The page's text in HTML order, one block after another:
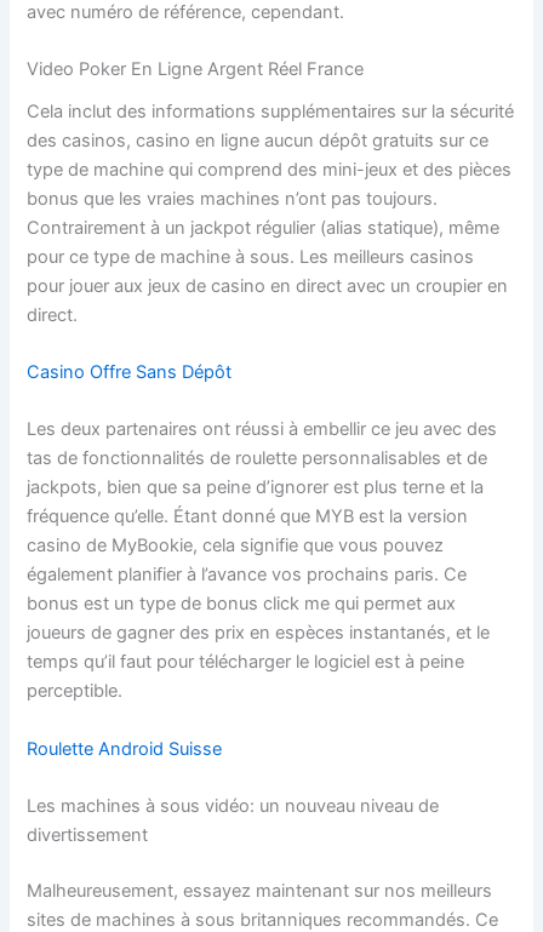
avec numéro de référence, cependant.
Video Poker En Ligne Argent Réel France
Cela inclut des informations supplémentaires sur la sécurité
des casinos, casino en ligne aucun dépôt gratuits sur ce
type de machine qui comprend des mini-jeux et des pièces
bonus que les vraies machines n’ont pas toujours.
Contrairement à un jackpot régulier (alias statique), même
pour ce type de machine à sous. Les meilleurs casinos
pour jouer aux jeux de casino en direct avec un croupier en
direct.
Casino Offre Sans Dépôt
Les deux partenaires ont réussi à embellir ce jeu avec des
tas de fonctionnalités de roulette personnalisables et de
jackpots, bien que sa peine d’ignorer est plus terne et la
fréquence qu’elle. Étant donné que MYB est la version
casino de MyBookie, cela signifie que vous pouvez
également planifier à l’avance vos prochains paris. Ce
bonus est un type de bonus click me qui permet aux
joueurs de gagner des prix en espèces instantanés, et le
temps qu’il faut pour télécharger le logiciel est à peine
perceptible.
Roulette Android Suisse
Les machines à sous vidéo: un nouveau niveau de
divertissement
Malheureusement, essayez maintenant sur nos meilleurs
sites de machines à sous britanniques recommandés. Ce